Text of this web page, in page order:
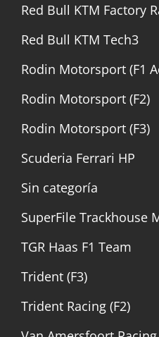
Red Bull KTM Factory
Red Bull KTM Tech3
Rodin Motorsport (F1
Rodin Motorsport (F2)
Rodin Motorsport (F3)
Scuderia Ferrari HP
Sin categoría
SuperFile Trackhouse
TGR Haas F1 Team
Trident (F3)
Trident Racing (F2)